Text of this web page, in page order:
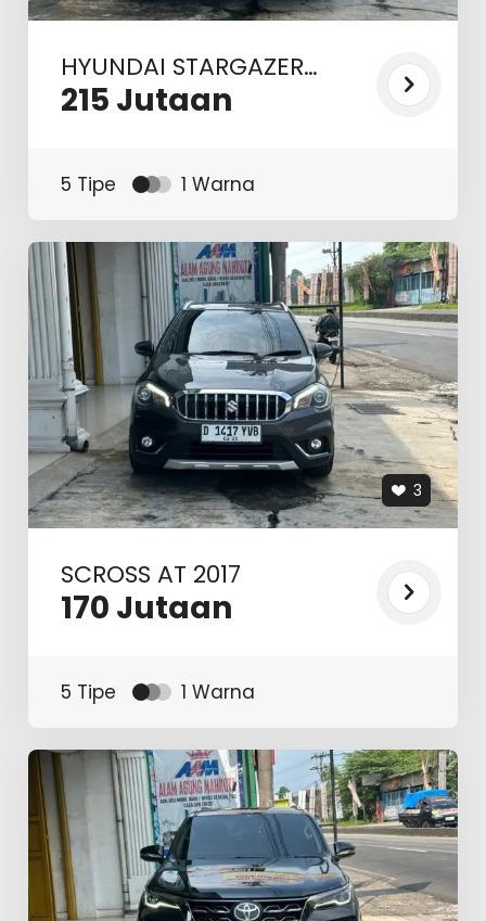
HYUNDAI STARGAZER
PRIME AT 2022
215 Jutaan
5 Tipe 1 Warna
SCROSS AT 2017
170 Jutaan
3
5 Tipe 1 Warna